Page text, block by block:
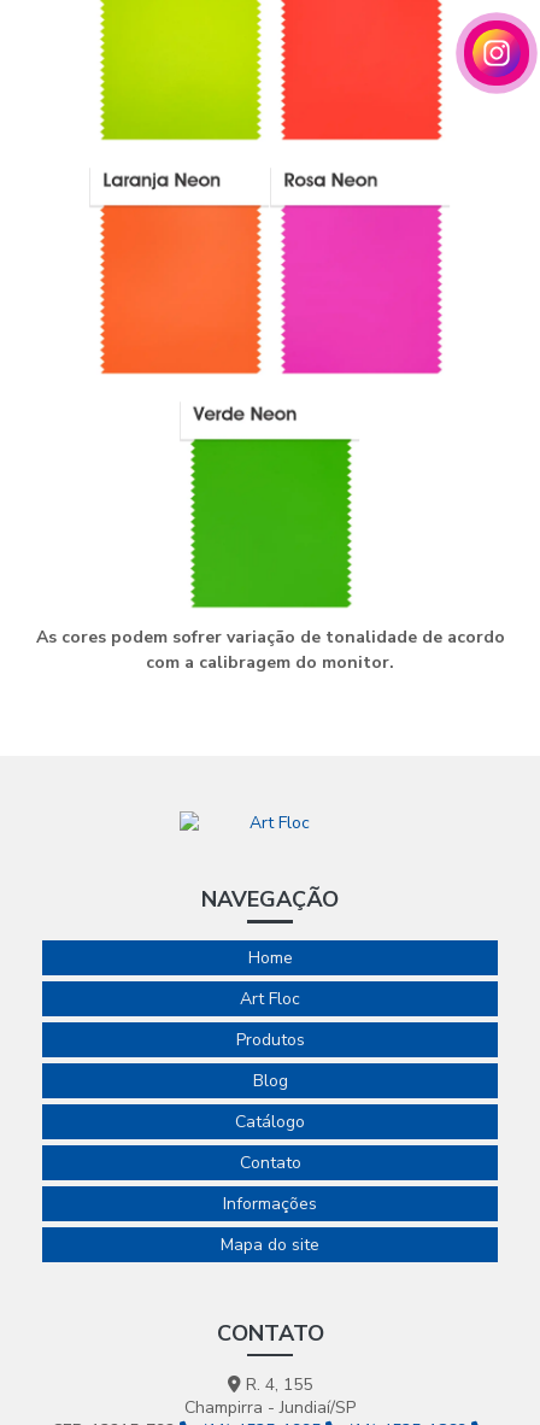
As cores podem sofrer variação de tonalidade de acordo
com a calibragem do monitor.
NAVEGAÇÃO
Home
Art Floc
Produtos
Blog
Catálogo
Contato
Informações
Mapa do site
CONTATO
R. 4, 155
Champirra - Jundiaí/SP